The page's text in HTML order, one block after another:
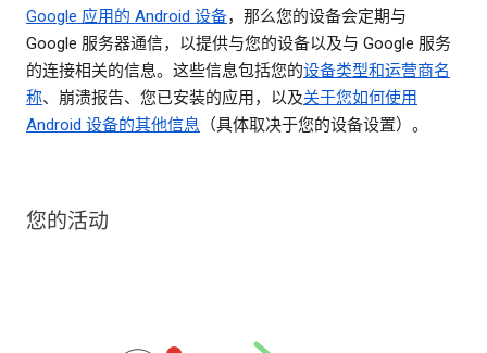
Google 应用的 Android 设备，那么您的设备会定期与
Google 服务器通信，以提供与您的设备以及与 Google 服务
的连接相关的信息。这些信息包括您的设备类型和运营商名
称、崩溃报告、您已安装的应用，以及关于您如何使用
Android 设备的其他信息 （具体取决于您的设备设置）。
您的活动